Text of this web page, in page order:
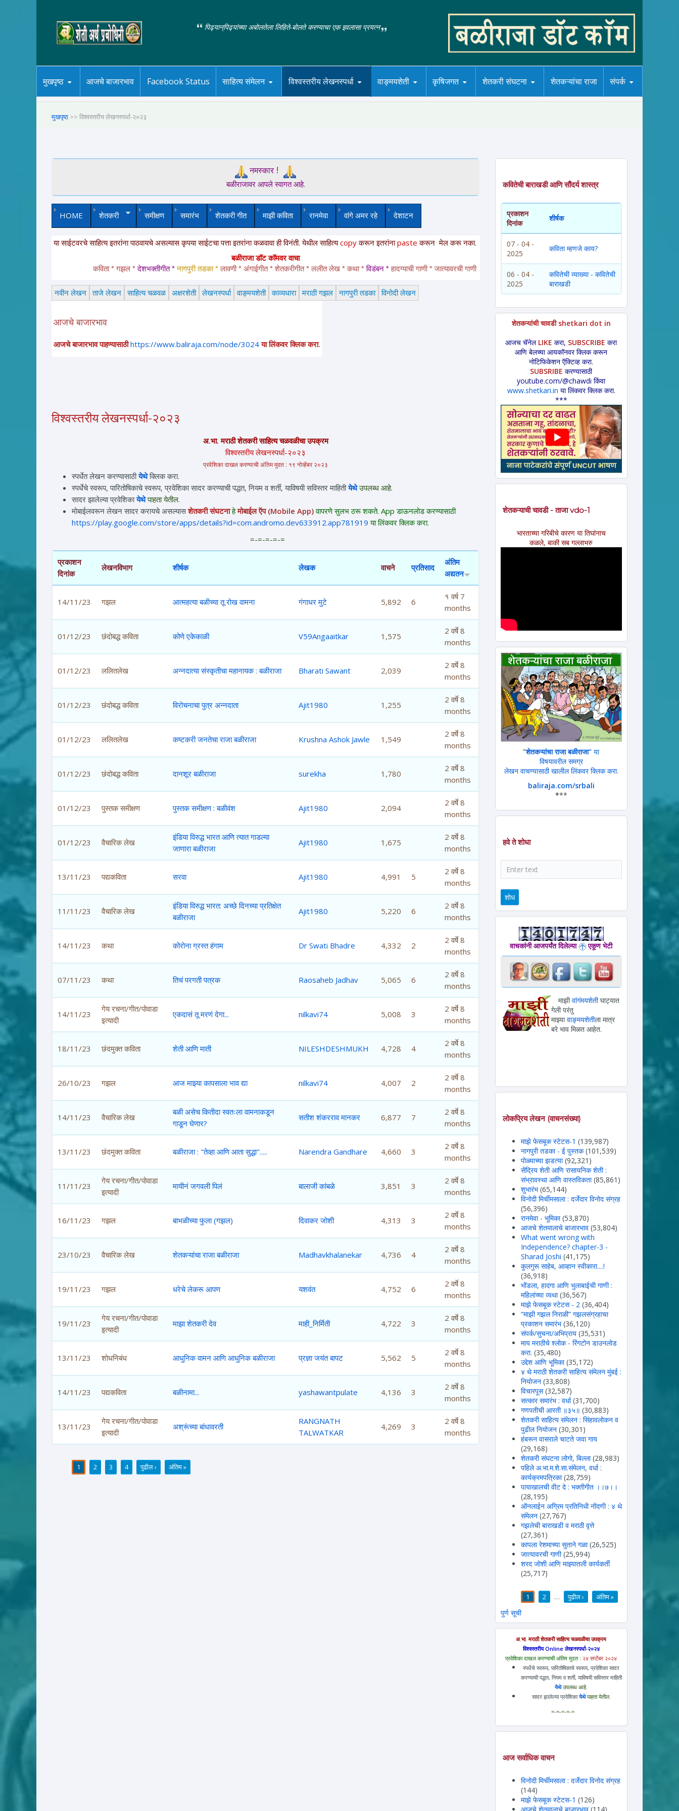
पिढ्यान्‌पिढ्यांच्या अबोलतेला लिहिते-बोलते करण्याचा एक इवलासा प्रयत्न
मुखपृष्ठ आजचे बाजारभाव Facebook Status साहित्य संमेलन विश्वस्तरीय लेखनस्पर्धा वाङ्मयशेती कृषिजगत शेतकरी संघटना शेतकऱ्यांचा राजा संपर्क
मुखपृष्ठ >> विश्वस्तरीय लेखनस्पर्धा-२०२३
नमस्कार!
बळीराजावर आपले स्वागत आहे.
HOME शेतकरी समीक्षण समारंभ शेतकरी गीत माझी कविता रानमेवा वांगे अमर रहे देशाटन
आहेत. या साईटवरचे साहित्य इतरांना पाठवायचे असल्यास कृपया साईटचा पत्ता इतरांना कळवावा ही विनंती. येथील साहित्यcopyकरून इतरांनाpasteकरून मेल करू नका. आपणअत्यंत संवेदनशील रसिकआहात, साहित्यचोर नाहीत
बळीराजा डॉट कॉमवर वाचा
कविता * गझल * देशभक्तीगीत * नागपुरी तडका * लावणी * अंगाईगीत * शेतकरीगीत * ललीत लेख * कथा * विडंबन * हादग्याची गाणी * जात्यावरची गाणी * पोळ्याच्या झडत्या * भक्तीगीत * अभंग * महादेवाची गाणी *
नवीन लेखन ताजे लेखन साहित्य चळवळ अक्षरशेती लेखनस्पर्धा वाङ्मयशेती काव्यधारा मराठी गझल नागपुरी तडका विनोदी लेखन
आजचे बाजारभाव
आजचे बाजारभाव पाहण्यासाठी https://www.baliraja.com/node/3024 या लिंकवर क्लिक करा.
विश्वस्तरीय लेखनस्पर्धा-२०२३
अ.भा. मराठी शेतकरी साहित्य चळवळीचा उपक्रम
विश्वस्तरीय लेखनस्पर्धा-२०२३
प्रवेशिका दाखल करण्याची अंतिम मुदत : १९ नोव्हेंबर २०२३
स्पर्धेत लेखन करण्यासाठीयेथेक्लिक करा.
स्पर्धेचे स्वरूप, पारितोषिकाचे स्वरूप, प्रवेशिका सादर करण्याची पद्धत, नियम व शर्ती, याविषयी सविस्तर माहितीयेथेउपलब्ध आहे.
सादर झालेल्या प्रवेशिकायेथेपाहता येतील.
मोबाईलवरून लेखन सादर करायचे असल्यासशेतकरी संघटनाहेमोबाईल ऍप (Mobile App)वापरणे सुलभ ठरू शकते. App डाऊनलोड करण्यासाठी
https://play.google.com/store/apps/details?id=com.andromo.dev633912.app781919 या लिंकवर क्लिक करा.
=-=-=-=-=
प्रकाशन
दिनांक
लेखनविभाग शीर्षक लेखक वाचने प्रतिसाद
अंतिम
अद्यतन
14/11/23 गझल आत्महत्या बळीच्या तू रोख वामना गंगाधर मुटे 5,892 6
१ वर्ष 7
months
01/12/23 छंदोबद्ध कविता कोणे एकेकाळी V59Angaaitkar 1,575
2 वर्षे 8
months
01/12/23 ललितलेख अन्नदात्या संस्कृतीचा महानायक : बळीराजा Bharati Sawant 2,039
2 वर्षे 8
months
01/12/23 छंदोबद्ध कविता विरोचनाचा पुत्र अन्नदाता Ajit1980 1,255
2 वर्षे 8
months
01/12/23 ललितलेख कष्टकरी जनतेचा राजा बळीराजा Krushna Ashok Jawle 1,549
2 वर्षे 8
months
01/12/23 छंदोबद्ध कविता दानशूर बळीराजा surekha 1,780
2 वर्षे 8
months
01/12/23 पुस्तक समीक्षण पुस्तक समीक्षण : बळीवंश Ajit1980 2,094
2 वर्षे 8
months
01/12/23 वैचारिक लेख
इंडिया विरुद्ध भारत आणि त्यात गाडल्या
जाणारा बळीराजा
Ajit1980 1,675
2 वर्षे 8
months
13/11/23 पद्यकविता सरवा Ajit1980 4,991 5
2 वर्षे 8
months
11/11/23 वैचारिक लेख
इंडिया विरुद्ध भारत: अच्छे दिनच्या प्रतिक्षेत
बळीराजा
Ajit1980 5,220 6
2 वर्षे 8
months
14/11/23 कथा कोरोना ग्रस्त हंगाम Dr Swati Bhadre 4,332 2
2 वर्षे 8
months
07/11/23 कथा तिचं परगती पत्रक Raosaheb Jadhav 5,065 6
2 वर्षे 8
months
14/11/23
गेय रचना/गीत/पोवाडा
इत्यादी
एकदासं तू मरणं देगा... nilkavi74 5,008 3
2 वर्षे 8
months
18/11/23 छंदमुक्त कविता शेती आणि माती NILESHDESHMUKH 4,728 4
2 वर्षे 8
months
26/10/23 गझल आज माझ्या कापसाला भाव द्या nilkavi74 4,007 2
2 वर्षे 8
months
14/11/23 वैचारिक लेख
बळी असेच कितीदा स्वतःला वामनाकडून
गाडून घेणार?
सतीश शंकरराव मानकर 6,877 7
2 वर्षे 8
months
13/11/23 छंदमुक्त कविता बळीराजा : "तेव्हा आणि आता सुद्धा"..... Narendra Gandhare 4,660 3
2 वर्षे 8
months
11/11/23
गेय रचना/गीत/पोवाडा
इत्यादी
मायीनं जगवली पिलं बालाजी कांबळे 3,851 3
2 वर्षे 8
months
16/11/23 गझल बाभळीच्या फुला (गझल) दिवाकर जोशी 4,313 3
2 वर्षे 8
months
23/10/23 वैचारिक लेख शेतकऱ्यांचा राजा बळीराजा Madhavkhalanekar 4,736 4
2 वर्षे 8
months
19/11/23 गझल धरेचे लेकरू आपण यशवंत 4,752 6
2 वर्षे 8
months
19/11/23
गेय रचना/गीत/पोवाडा
इत्यादी
माझा शेतकरी देव माही_निर्मिती 4,722 3
2 वर्षे 8
months
13/11/23 शोधनिबंध आधुनिक वामन आणि आधुनिक बळीराजा प्रज्ञा जयंत बापट 5,562 5
2 वर्षे 8
months
14/11/23 पद्यकविता बळीनामा... yashawantpulate 4,136 3
2 वर्षे 8
months
13/11/23
गेय रचना/गीत/पोवाडा
इत्यादी
अश्रूंच्या बांधावरती
RANGNATH
TALWATKAR
4,269 3
2 वर्षे 8
months
1 2 3 4 पुढील › अंतिम »
कवितेची बाराखडी आणि सौंदर्य शास्त्र
प्रकाशन
दिनांक
शीर्षक
07 - 04 -
2025
कविता म्हणजे काय?
06 - 04 -
2025
कवितेची व्याख्या - कवितेची
बाराखडी
शेतकऱ्यांची चावडी shetkari dot in
आजच चॅनेल LIKE करा, SUBSCRIBE करा
आणि बेलच्या आयकॉनवर क्लिक करून
नोटिफिकेशन ऍक्टिव्ह करा.
SUBSRIBE करण्यासाठी
youtube.com/@chawdi किंवा
www.shetkari.in या लिंकवर क्लिक करा.
***
शेतकऱ्याची चावडी - ताजा vdo-1
भारताच्या गरिबीचे कारण या तिघांनाच
कळले, बाकी सब गल्लाभरु
"शेतकऱ्यांचा राजा बळीराजा" या
विषयावरील समग्र
लेखन वाचण्यासाठी खालील लिंकवर क्लिक करा.
baliraja.com/srbali
***
हवे ते शोधा
शोध
वाचकांनी आजपर्यंत दिलेल्या एकूण भेटी
माझीवांगंमयशेतीघाट्यात
गेली परंतु
माझ्यावाङ्मयशेतीला मात्र
बरे भाव मिळत आहेत.
लोकप्रिय लेखन (वाचनसंख्या)
माझे फेसबूक स्टेटस-1 (139,987)
नागपुरी तडका - ई पुस्तक (101,539)
पोळ्याच्या झडत्या (92,321)
सेंद्रिय शेती आणि रासायनिक शेती :
संभ्रावस्था आणि वास्तविकता (85,861)
शुभारंभ (65,144)
विनोदी मिर्चीमसाला : दर्जेदार विनोद संग्रह
(56,396)
रानमेवा - भूमिका (53,870)
आजचे शेतमालाचे बाजारभाव (53,804)
What went wrong with
Independence? chapter-3 -
Sharad Joshi (41,175)
कुलगुरू साहेब, आव्हान स्वीकारा....!
(36,918)
भोंडला, हादगा आणि भुलाबाईची गाणी :
महिलांच्या व्यथा (36,567)
माझे फेसबूक स्टेटस - 2 (36,404)
“माझी गझल निराळी” गझलसंग्रहाचा
प्रकाशन समारंभ (36,120)
संपर्क/सुचना/अभिप्राय (35,531)
माय मराठीचे श्लोक - रिंगटोन डाउनलोड
करा. (35,480)
उद्देश आणि भूमिका (35,172)
४ थे मराठी शेतकरी साहित्य संमेलन मुंबई :
नियोजन (33,808)
विचारपूस (32,587)
सत्कार समारंभ : वर्धा (31,700)
गणपतीची आरती ॥३५॥ (30,883)
शेतकरी साहित्य संमेलन : सिंहावलोकन व
पुढील नियोजन (30,301)
हंबरून वासराले चाटते जवा गाय
(29,168)
शेतकरी संघटना लोगो, बिल्ला (28,983)
पहिले अ.भा.म.शे.सा.संमेलन, वर्धा :
कार्यक्रमपत्रिका (28,759)
पायाखालची वीट दे : भक्तीगीत ।।७।।
(28,195)
ऑनलाईन अग्रिम प्रतिनिधी नोंदणी : ४ थे
संमेलन (27,767)
गझलेची बाराखडी व मराठी वृत्ते
(27,361)
कापला रेशमाच्या सुताने गळा (26,525)
जात्यावरची गाणी (25,994)
शरद जोशी आणि माझ्यातली कार्यकर्ती
(25,717)
1 2 … पुढील › अंतिम »
पुर्ण सूची
अ.भा. मराठी शेतकरी साहित्य चळवळीचा उपक्रम
विश्वस्तरीय Online लेखनस्पर्धा-२०२४
प्रवेशिका दाखल करण्याची अंतिम मुदत : २४ सप्टेंबर २०२४
स्पर्धेचे स्वरूप, पारितोषिकाचे स्वरूप, प्रवेशिका सादर
करण्याची पद्धत, नियम व शर्ती, याविषयी सविस्तर माहिती
येथेउपलब्ध आहे.
सादर झालेल्या प्रवेशिकायेथेपाहता येतील.
=-=-=-=-=
आज सर्वाधिक वाचन
विनोदी मिर्चीमसाला : दर्जेदार विनोद संग्रह
(144)
माझे फेसबूक स्टेटस-1 (126)